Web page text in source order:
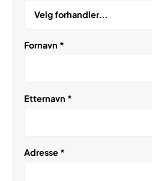
Fornavn *
Etternavn *
Adresse *